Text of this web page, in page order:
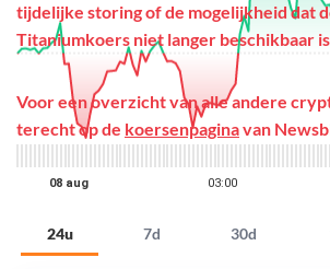
24u 7d 30d
tijdelijke storing of de mogelijkheid dat
Titaniumkoers niet langer beschikbaar
Voor een overzicht van alle andere
terecht op de koersenpaginavan